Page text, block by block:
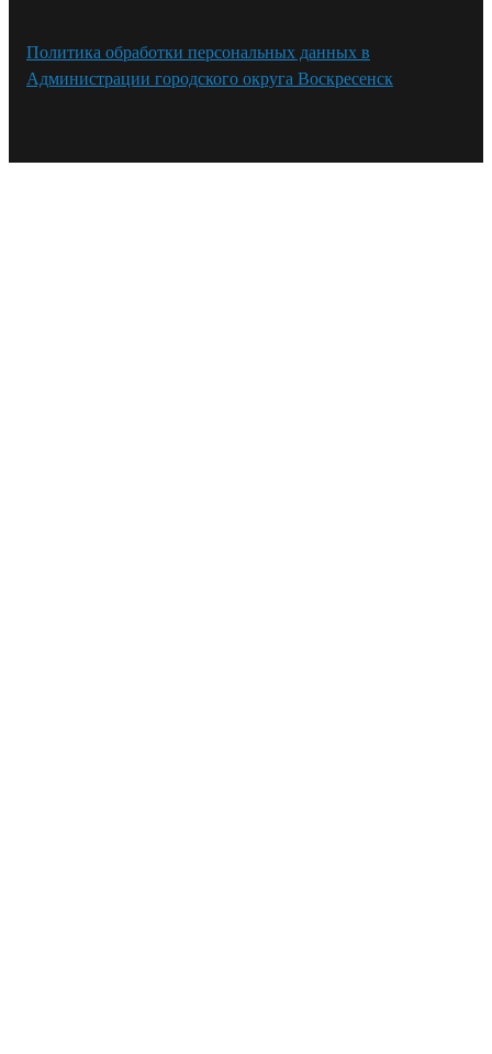
Политика обработки персональных данных в
Администрации городского округа Воскресенск